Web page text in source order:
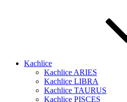
Kachlice
Kachlice ARIES
Kachlice LIBRA
Kachlice TAURUS
Kachlice PISCES